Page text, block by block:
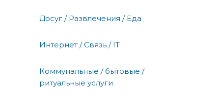
Досуг / Развлечения / Еда
Интернет / Связь / IT
Коммунальные / бытовые /
ритуальные услуги